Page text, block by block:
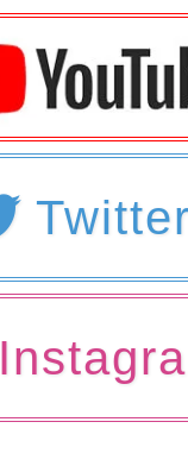
Twitter